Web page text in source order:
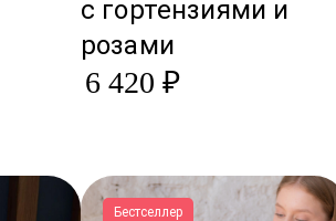
с гортензиями и
розами
6 420 ₽
Бестселлер